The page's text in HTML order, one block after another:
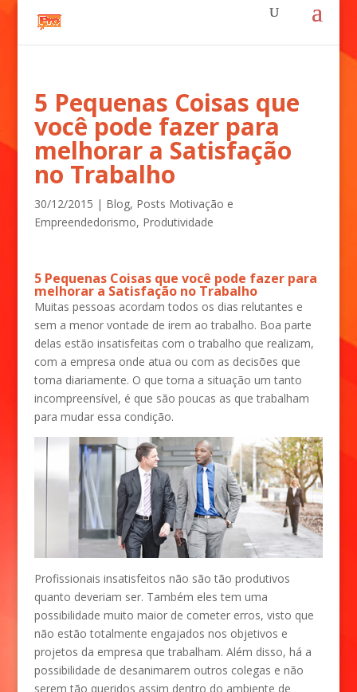
5 Pequenas Coisas que
você pode fazer para
melhorar a Satisfação
no Trabalho
30/12/2015 | Blog, Posts Motivação e
Empreendedorismo, Produtividade
5 Pequenas Coisas que você pode fazer para
melhorar a Satisfação no Trabalho
Muitas pessoas acordam todos os dias relutantes e
sem a menor vontade de irem ao trabalho. Boa parte
delas estão insatisfeitas com o trabalho que realizam,
com a empresa onde atua ou com as decisões que
toma diariamente. O que torna a situação um tanto
incompreensível, é que são poucas as que trabalham
para mudar essa condição.
Profissionais insatisfeitos não são tão produtivos
quanto deveriam ser. Também eles tem uma
possibilidade muito maior de cometer erros, visto que
não estão totalmente engajados nos objetivos e
projetos da empresa que trabalham. Além disso, há a
possibilidade de desanimarem outros colegas e não
serem tão queridos assim dentro do ambiente de